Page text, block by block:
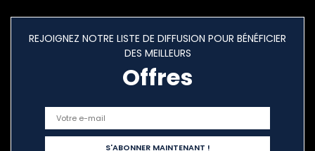
REJOIGNEZ NOTRE LISTE DE DIFFUSION POUR BÉNÉFICIER
DES MEILLEURS
Offres